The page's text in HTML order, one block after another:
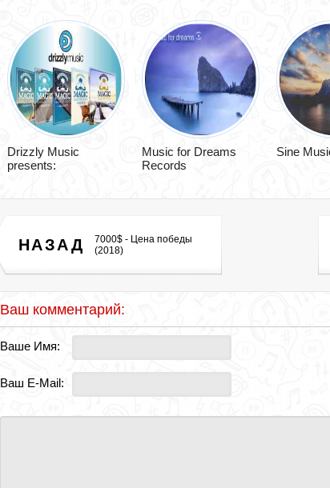
Drizzly Music
presents:
Music for Dreams
Records
Sine
НАЗАД
7000$ - Цена победы
(2018)
Ваш комментарий:
Ваше Имя:
Ваш E-Mail: